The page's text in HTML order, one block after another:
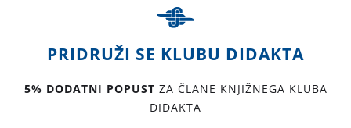
PRIDRUŽI SE KLUBU DIDAKTA
5% DODATNI POPUST ZA ČLANE KNJIŽNEGA KLUBA
DIDAKTA